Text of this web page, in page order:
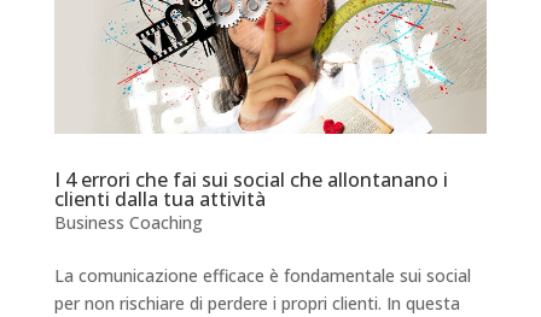
I 4 errori che fai sui social che allontanano i
clienti dalla tua attività
Business Coaching
La comunicazione efficace è fondamentale sui social
per non rischiare di perdere i propri clienti. In questa